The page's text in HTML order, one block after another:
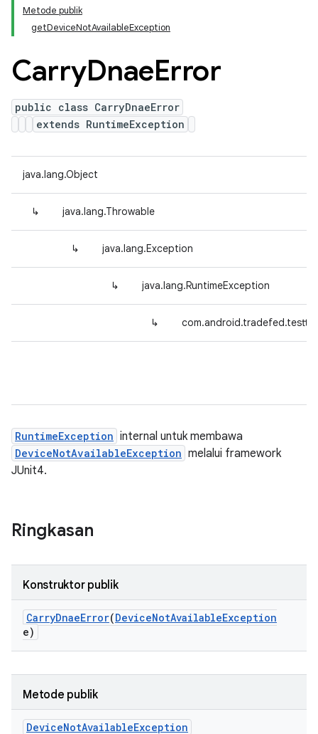
Metode publik
getDeviceNotAvailableException
CarryDnaeError
public class CarryDnaeError
extends RuntimeException
java.lang.Object
↳ java.lang.Throwable
↳ java.lang.Exception
↳ java.lang.RuntimeException
↳
RuntimeException internal untuk membawa
DeviceNotAvailableException melalui framework
JUnit4.
Ringkasan
Konstruktor publik
CarryDnaeError(DeviceNotAvailableException
e)
Metode publik
DeviceNotAvailableException